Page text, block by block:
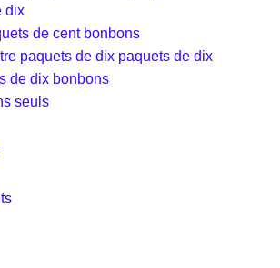
dix
de cent bonbons
paquets de dix paquets de dix
de dix bonbons
seuls